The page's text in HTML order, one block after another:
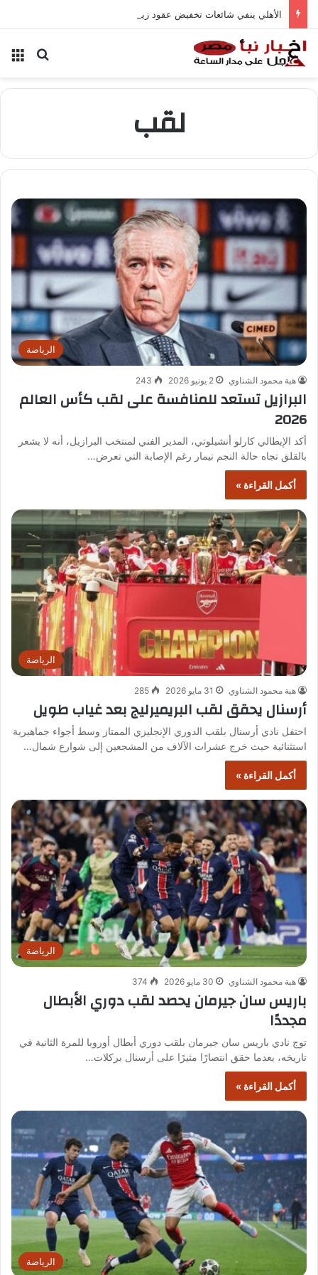
الأهلي ينفي شائعات تخفيض عقود زيزو والشناوي
بحث
لقب
الرياضة
هبة محمود الشناوي 2 يونيو 2026 243
البرازيل تستعد للمنافسة على لقب كأس العالم
2026
أكد الإيطالي كارلو أنشيلوتي، المدير الفني لمنتخب البرازيل، أنه لا يشعر
بالقلق تجاه حالة النجم نيمار رغم الإصابة التي تعرض…
أكمل القراءة »
الرياضة
هبة محمود الشناوي 31 مايو 2026 285
أرسنال يحقق لقب البريميرليج بعد غياب طويل
احتفل نادي أرسنال بلقب الدوري الإنجليزي الممتاز وسط أجواء جماهيرية
استثنائية حيث خرج عشرات الآلاف من المشجعين إلى شوارع شمال…
أكمل القراءة »
الرياضة
هبة محمود الشناوي 30 مايو 2026 374
باريس سان جيرمان يحصد لقب دوري الأبطال
مجددًا
توج نادي باريس سان جيرمان بلقب دوري أبطال أوروبا للمرة الثانية في
تاريخه، بعدما حقق انتصارًا مثيرًا على أرسنال بركلات…
أكمل القراءة »
الرياضة